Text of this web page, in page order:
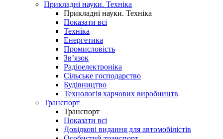
Прикладні науки. Техніка
Прикладні науки. Техніка
Показати всі
Техніка
Енергетика
Промисловість
Зв’язок
Радіоелектроніка
Сільське господарство
Будівництво
Технологія харчових виробництв
Транспорт
Транспорт
Показати всі
Довідкові видання для автомобілістів